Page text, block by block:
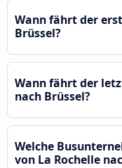
Wann fährt der
Brüssel?
Wann fährt der
nach Brüssel?
Welche
von La Rochelle